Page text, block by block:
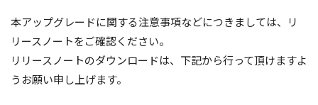
本アップグレードに関する注意事項などにつきましては、リ
リースノートをご確認ください。
リリースノートのダウンロードは、下記から行って頂けますよ
うお願い申し上げます。